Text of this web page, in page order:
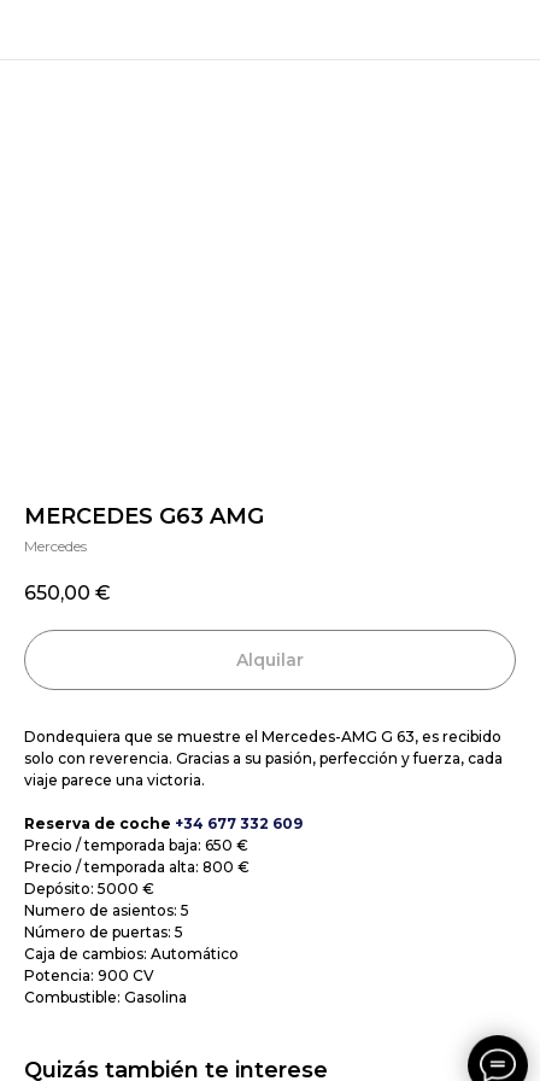
MERCEDES G63 AMG
Mercedes
650,00 €
Alquilar
Dondequiera que se muestre el Mercedes-AMG G 63, es recibido
solo con reverencia. Gracias a su pasión, perfección y fuerza, cada
viaje parece una victoria.
Reserva de coche +34 677 332 609
Precio / temporada baja: 650 €
Precio / temporada alta: 800 €
Depósito: 5000 €
Numero de asientos: 5
Número de puertas: 5
Caja de cambios: Automático
Potencia: 900 CV
Combustible: Gasolina
Quizás también te interese